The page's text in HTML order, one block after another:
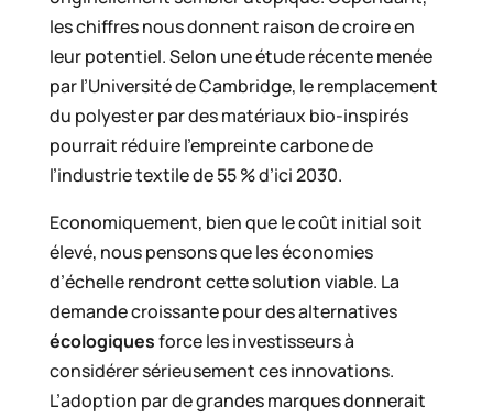
les chiffres nous donnent raison de croire en
leur potentiel. Selon une étude récente menée
par l’Université de Cambridge, le remplacement
du polyester par des matériaux bio-inspirés
pourrait réduire l’empreinte carbone de
l’industrie textile de 55 % d’ici 2030.
Economiquement, bien que le coût initial soit
élevé, nous pensons que les économies
d’échelle rendront cette solution viable. La
demande croissante pour des alternatives
écologiquesforce les investisseurs à
considérer sérieusement ces innovations.
L’adoption par de grandes marques donnerait